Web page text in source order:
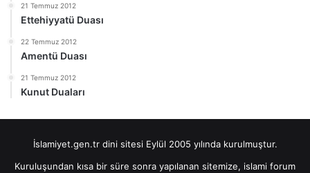
21 Temmuz 2012
Ettehiyyatü Duası
22 Temmuz 2012
Amentü Duası
21 Temmuz 2012
Kunut Duaları
İslamiyet.gen.tr dini sitesi Eylül 2005 yılında kurulmuştur.
Kuruluşundan kısa bir süre sonra yapılanan sitemize, islami forum